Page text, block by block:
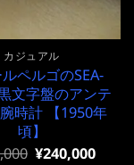
カジュアル
ペルゴのSEA-
文字盤のアンテ
時計 【1950年
頃】
現
¥240,000